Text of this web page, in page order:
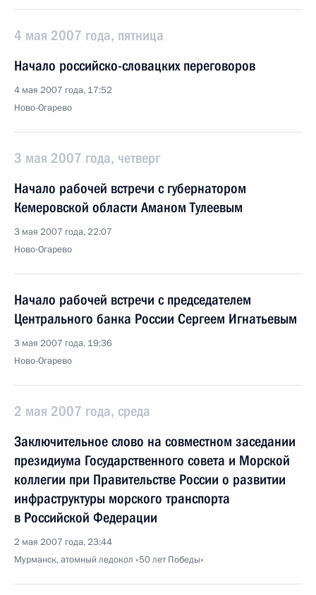
4 мая 2007 года, пятница
Начало российско-словацких переговоров
4 мая 2007 года, 17:52
Ново-Огарево
3 мая 2007 года, четверг
Начало рабочей встречи с губернатором
Кемеровской области Аманом Тулеевым
3 мая 2007 года, 22:07
Ново-Огарево
Начало рабочей встречи с председателем
Центрального банка России Сергеем Игнатьевым
3 мая 2007 года, 19:36
Ново-Огарево
2 мая 2007 года, среда
Заключительное слово на совместном заседании
президиума Государственного совета и Морской
коллегии при Правительстве России о развитии
инфраструктуры морского транспорта
в Российской Федерации
2 мая 2007 года, 23:44
Мурманск, атомный ледокол «50 лет Победы»